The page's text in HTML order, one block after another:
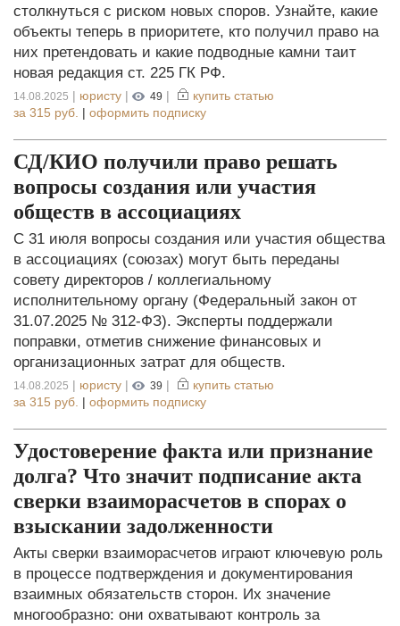
столкнуться с риском новых споров. Узнайте, какие
объекты теперь в приоритете, кто получил право на
них претендовать и какие подводные камни таит
новая редакция ст. 225 ГК РФ.
14.08.2025 | юристу | 49 |
купить статью
за 315 руб. | оформить подписку
СД/КИО получили право решать
вопросы создания или участия
обществ в ассоциациях
С 31 июля вопросы создания или участия общества
в ассоциациях (союзах) могут быть переданы
совету директоров / коллегиальному
исполнительному органу (Федеральный закон от
31.07.2025 № 312-ФЗ). Эксперты поддержали
поправки, отметив снижение финансовых и
организационных затрат для обществ.
14.08.2025 | юристу | 39 |
купить статью
за 315 руб. | оформить подписку
Удостоверение факта или признание
долга? Что значит подписание акта
сверки взаиморасчетов в спорах о
взыскании задолженности
Акты сверки взаиморасчетов играют ключевую роль
в процессе подтверждения и документирования
взаимных обязательств сторон. Их значение
многообразно: они охватывают контроль за